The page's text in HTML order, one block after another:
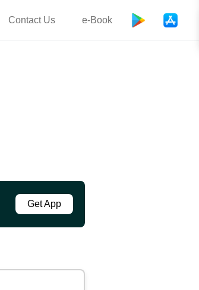
Contact Us e-Book
Get App